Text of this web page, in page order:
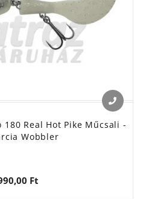
180 Real Hot Pike Műcsali -
Wobbler
Ft